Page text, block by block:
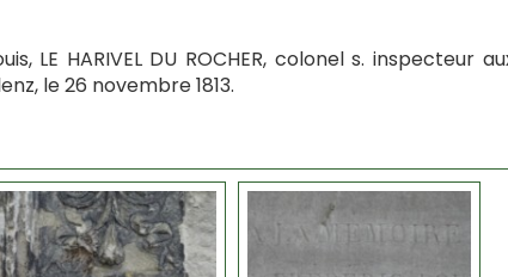
LE HARIVEL DU ROCHER, colonel s. inspecteur
le 26 novembre 1813.